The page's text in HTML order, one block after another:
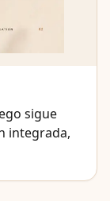
sigue
integrada,